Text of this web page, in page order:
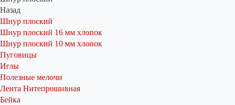
Назад
Шнур плоский
Шнур плоский 16 мм хлопок
Шнур плоский 10 мм хлопок
Пуговицы
Иглы
Полезные мелочи
Лента Нитепрошивная
Бейка